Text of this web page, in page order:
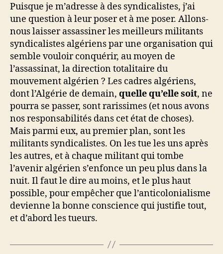
Puisque je m’adresse à des syndicalistes, j’ai
une question à leur poser et à me poser. Allons-
nous laisser assassiner les meilleurs militants
syndicalistes algériens par une organisation qui
semble vouloir conquérir, au moyen de
l’assassinat, la direction totalitaire du
mouvement algérien ? Les cadres algériens,
dont l’Algérie de demain, quelle qu’elle soit, ne
pourra se passer, sont rarissimes (et nous avons
nos responsabilités dans cet état de choses).
Mais parmi eux, au premier plan, sont les
militants syndicalistes. On les tue les uns après
les autres, et à chaque militant qui tombe
l’avenir algérien s’enfonce un peu plus dans la
nuit. Il faut le dire au moins, et le plus haut
possible, pour empêcher que l’anticolonialisme
devienne la bonne conscience qui justifie tout,
et d’abord les tueurs.